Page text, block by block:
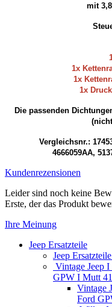
mit
1x
1x
1x
Die passenden
Vergleichsnr.:
4666059AA,
Kundenrezensionen
Leider sind noch keine
Erste, der das Produkt
Ihre Meinung
Jeep Ersatzteile
Jeep
Vintage Jeep
GPW I Mutt
Vintage
Ford